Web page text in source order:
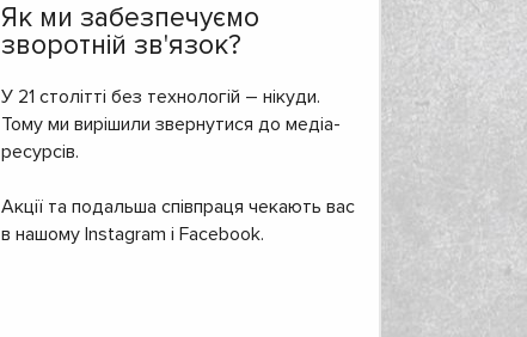
Як ми забезпечуємо
зворотній зв'язок?
У 21 столітті без технологій – нікуди.
Тому ми вирішили звернутися до медіа-
ресурсів.
Акції та подальша співпраця чекають вас
в нашому Instagram і Facebook.